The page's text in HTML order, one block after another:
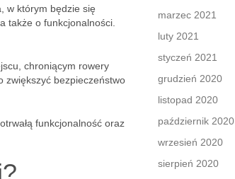
w którym będzie się
także o funkcjonalności.
chroniącym rowery
zwiększyć bezpieczeństwo
funkcjonalność oraz
marzec 2021
luty 2021
styczeń 2021
grudzień 2020
listopad 2020
październik 2020
wrzesień 2020
sierpień 2020